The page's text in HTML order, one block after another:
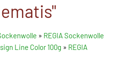
» REGIA Sockenwolle
Line Color 100g » REGIA